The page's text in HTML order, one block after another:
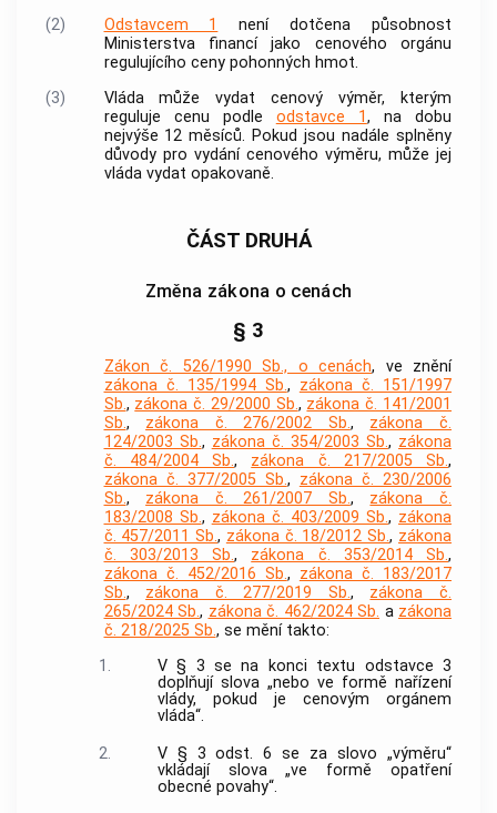
(2)
Odstavcem 1
není dotčena působnost
Ministerstva financí jako cenového orgánu
regulujícího ceny pohonných hmot.
(3)
Vláda může vydat cenový výměr, kterým
reguluje cenu podle odstavce 1, na dobu
nejvýše 12 měsíců. Pokud jsou nadále splněny
důvody pro vydání cenového výměru, může jej
vláda vydat opakovaně.
ČÁST DRUHÁ
Změna zákona o cenách
§ 3
Zákon č. 526/1990 Sb., o cenách, ve znění
zákona č. 135/1994 Sb., zákona č. 151/1997
Sb., zákona č. 29/2000 Sb., zákona č. 141/2001
Sb., zákona č. 276/2002 Sb., zákona č.
124/2003 Sb., zákona č. 354/2003 Sb., zákona
č. 484/2004 Sb., zákona č. 217/2005 Sb.,
zákona č. 377/2005 Sb., zákona č. 230/2006
Sb., zákona č. 261/2007 Sb., zákona č.
183/2008 Sb., zákona č. 403/2009 Sb., zákona
č. 457/2011 Sb., zákona č. 18/2012 Sb., zákona
č. 303/2013 Sb., zákona č. 353/2014 Sb.,
zákona č. 452/2016 Sb., zákona č. 183/2017
Sb., zákona č. 277/2019 Sb., zákona č.
265/2024 Sb., zákona č. 462/2024 Sb. a zákona
č. 218/2025 Sb., se mění takto:
1.
V § 3 se na konci textu odstavce 3
doplňují slova „nebo ve formě nařízení
vlády, pokud je cenovým orgánem
vláda“.
2.
V § 3 odst. 6 se za slovo „výměru“
vkládají slova „ve formě opatření
obecné povahy“.